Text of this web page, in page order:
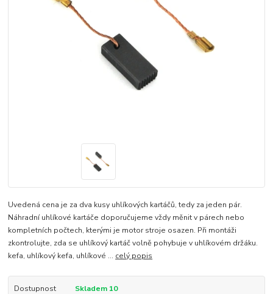
Uvedená cena je za dva kusy uhlíkových kartáčů, tedy za jeden pár.
Náhradní uhlíkové kartáče doporučujeme vždy měnit v párech nebo
kompletních počtech, kterými je motor stroje osazen. Při montáži
zkontrolujte, zda se uhlíkový kartáč volně pohybuje v uhlíkovém držáku.
kefa, uhlíkový kefa, uhlíkové ... celý popis
Dostupnost Skladem 10